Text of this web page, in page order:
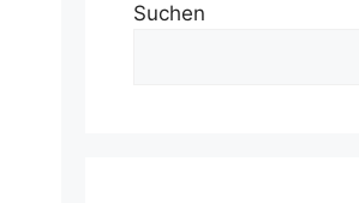
Suchen